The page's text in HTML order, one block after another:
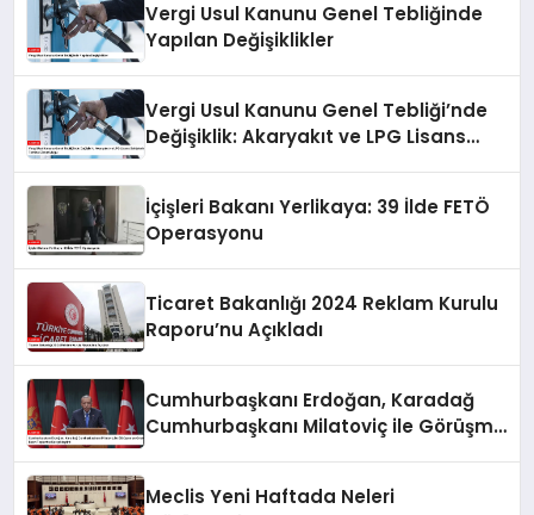
Vergi Usul Kanunu Genel Tebliğinde
Yapılan Değişiklikler
Vergi Usul Kanunu Genel Tebliği’nde
Değişiklik: Akaryakıt ve LPG Lisans
İçişleri Bakanı Yerlikaya: 39 İlde FETÖ
Operasyonu
Ticaret Bakanlığı 2024 Reklam Kurulu
Raporu’nu Açıkladı
Cumhurbaşkanı Erdoğan, Karadağ
Cumhurbaşkanı Milatoviç ile Görüşme
Meclis Yeni Haftada Neleri